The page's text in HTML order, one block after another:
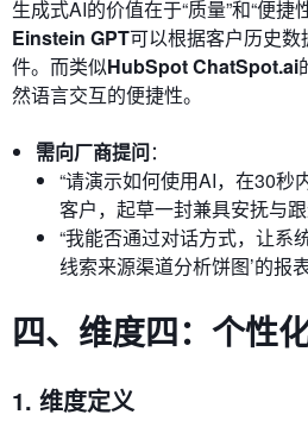
生成式AI的价值在于“质量”和“便捷
Einstein GPT可以根据客户历史
件。而类似HubSpot ChatSpot.ai
然语言交互的便捷性。
需向厂商提问：
“请演示如何使用AI，在30秒
客户，起草一封兼具安抚与
“我能否通过对话方式，让系
线索来源渠道分析饼图’的报
四、维度四：个性
1. 维度定义